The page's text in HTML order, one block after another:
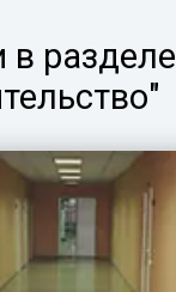
в разделе